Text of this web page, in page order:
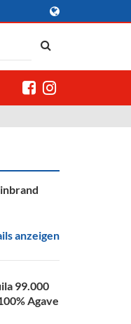
anzeigen
99.000
Agave